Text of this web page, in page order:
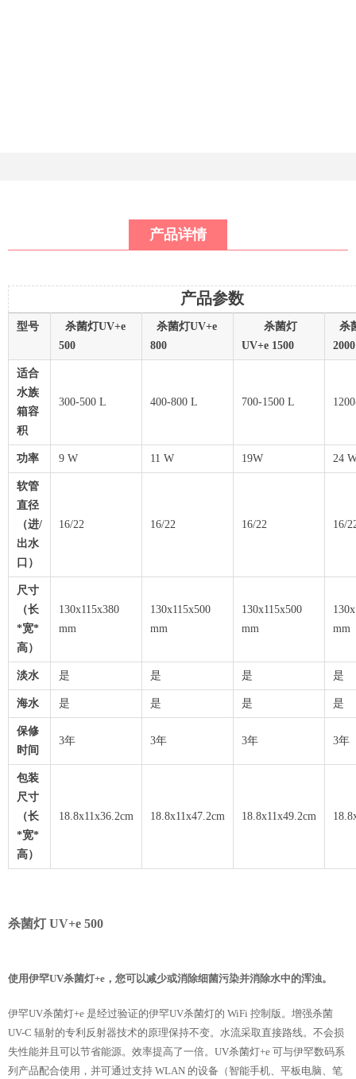
产品详情
产品参数
型号
杀菌灯UV+e
500
杀菌灯UV+e
800
杀菌灯
UV+e 1500
杀
适合
水族
箱容
积
300-500 L 400-800 L 700-1500 L
功率 9 W 11 W 19W 24
软管
直径
（进/
出水
口）
16/22 16/22 16/22 16/
尺寸
（长
*宽*
高）
130x115x380
mm
130x115x500
mm
130x115x500
mm
mm
淡水 是 是 是 是
海水 是 是 是 是
保修
时间
3年 3年 3年 3年
包装
尺寸
（长
*宽*
高）
18.8x11x36.2cm 18.8x11x47.2cm 18.8x11x49.2cm
杀菌灯 UV+e 500
使用伊罕UV杀菌灯+e，您可以减少或消除细菌污染并消除水中的浑浊。
伊罕UV杀菌灯+e 是经过验证的伊罕UV杀菌灯的 WiFi 控制版。增强杀菌
UV-C 辐射的专利反射器技术的原理保持不变。水流采取直接路线。不会损
失性能并且可以节省能源。效率提高了一倍。UV杀菌灯+e 可与伊罕数码系
列产品配合使用，并可通过支持 WLAN 的设备（智能手机、平板电脑、笔